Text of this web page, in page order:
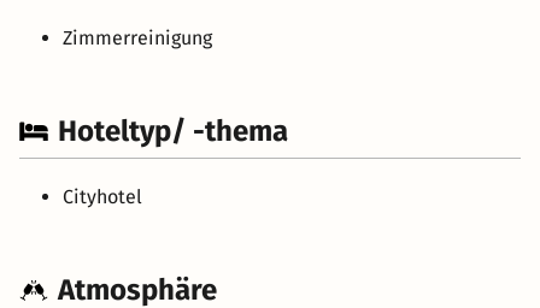
Zimmerreinigung
Hoteltyp/ -thema
Cityhotel
Atmosphäre